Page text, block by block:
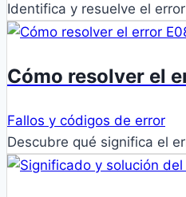
Identifica y resuelve el
Cómo resolver el
Fallos y códigos de error
Descubre qué significa el